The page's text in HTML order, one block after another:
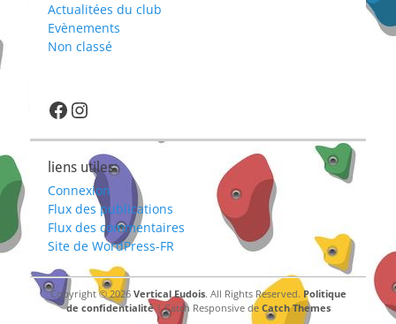
Actualitées du club
Evènements
Non classé
lien ver la page facebook du club : https://fr-fr.facebook.com/verticaleudois/
Instagram
liens utiles:
Connexion
Flux des publications
Flux des commentaires
Site de WordPress-FR
Copyright © 2026 Vertical Eudois. All Rights Reserved. Politique
de confidentialité| Catch Responsive de Catch Themes